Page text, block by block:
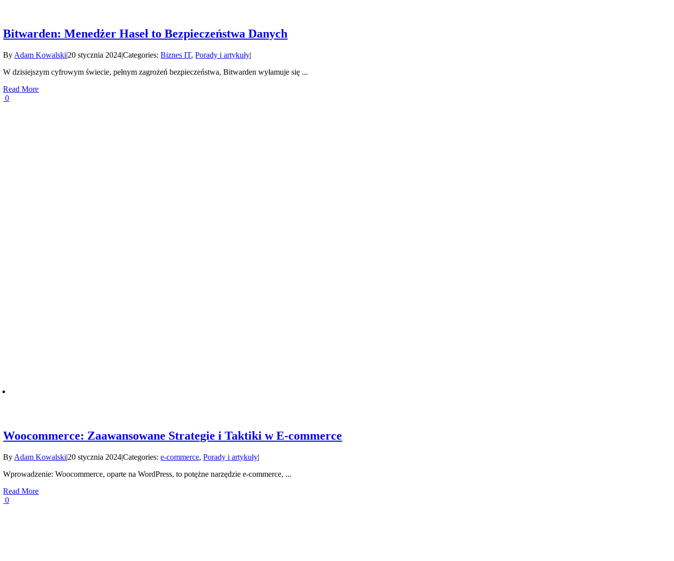
Bitwarden: Menedżer Haseł to Bezpieczeństwa Danych
By Adam Kowalski|20 stycznia 2024|Categories:Biznes IT,Porady i artykuły|
W dzisiejszym cyfrowym świecie, pełnym zagrożeń bezpieczeństwa, Bitwarden wyłamuje się ...
Read More
0
Woocommerce: Zaawansowane Strategie i Taktiki w E-commerce
By Adam Kowalski|20 stycznia 2024|Categories:e-commerce,Porady i artykuły|
Wprowadzenie: Woocommerce, oparte na WordPress, to potężne narzędzie e-commerce, ...
Read More
0